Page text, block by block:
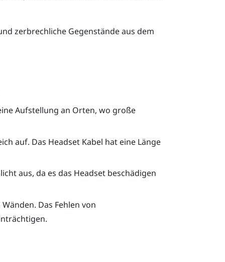
zerbrechliche Gegenstände aus dem
Aufstellung an Orten, wo große
auf. Das Headset Kabel hat eine Länge
aus, da es das Headset beschädigen
Das Fehlen von